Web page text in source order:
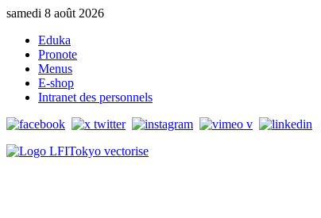
samedi 8 août 2026
Eduka
Pronote
Menus
E-shop
Intranet des personnels